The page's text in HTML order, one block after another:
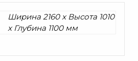
Ширина 2160 x Высота 1010
x Глубина 1100 мм